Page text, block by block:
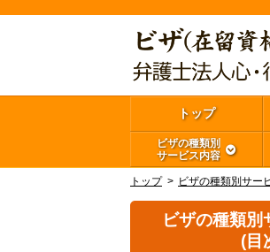
トップ
ビザの種類別
サービス内容
トップ ビザの種類別サー
ビザの種類別
(目